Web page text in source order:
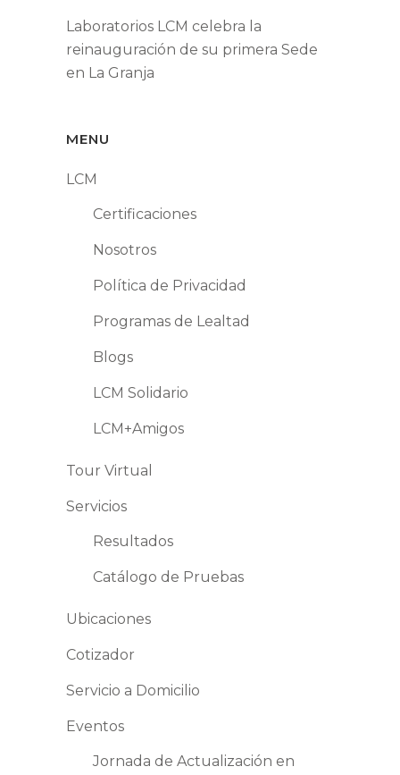
Laboratorios LCM celebra la
reinauguración de su primera Sede
en La Granja
MENU
LCM
Certificaciones
Nosotros
Política de Privacidad
Programas de Lealtad
Blogs
LCM Solidario
LCM+Amigos
Tour Virtual
Servicios
Resultados
Catálogo de Pruebas
Ubicaciones
Cotizador
Servicio a Domicilio
Eventos
Jornada de Actualización en